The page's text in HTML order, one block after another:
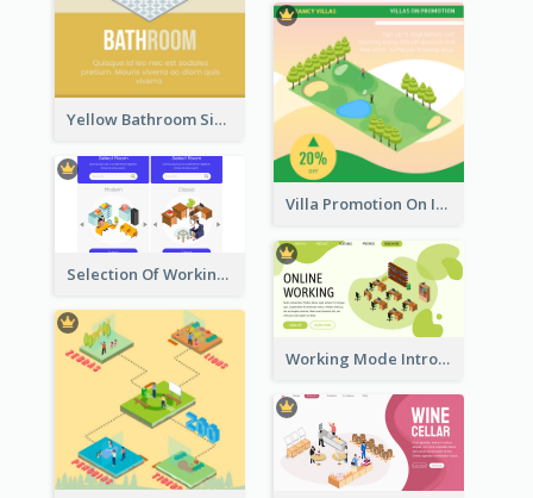
Yellow Bathroom Sign With Isometric Diagram
Villa Promotion On Instagram With Isometric Diagram
Selection Of Working Space With Isometric Graphics
Working Mode Intro To Management With Isometric Diagram